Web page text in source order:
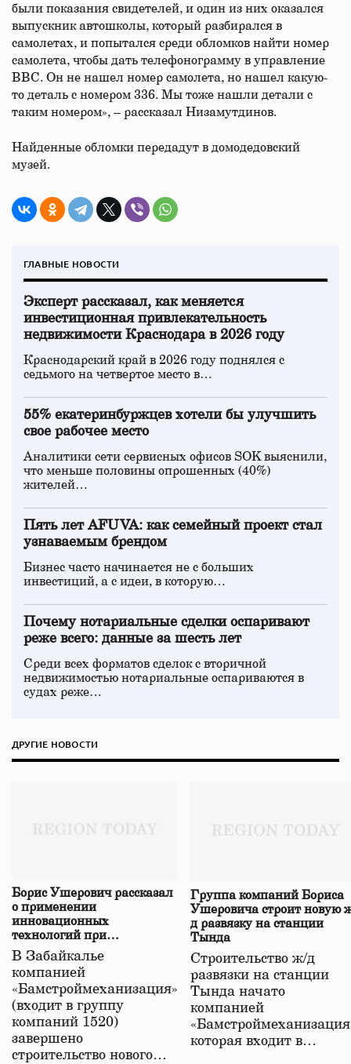
были показания свидетелей, и один из них оказался
выпускник автошколы, который разбирался в
самолетах, и попытался среди обломков найти номер
самолета, чтобы дать телефонограмму в управление
ВВС. Он не нашел номер самолета, но нашел какую-
то деталь с номером 336. Мы тоже нашли детали с
таким номером», – рассказал Низамутдинов.
Найденные обломки передадут в домодедовский
музей.
ГЛАВНЫЕ НОВОСТИ
Эксперт рассказал, как меняется
инвестиционная привлекательность
недвижимости Краснодара в 2026 году
Краснодарский край в 2026 году поднялся с
седьмого на четвертое место в…
55% екатеринбуржцев хотели бы улучшить
свое рабочее место
Аналитики сети сервисных офисов SOK выяснили,
что меньше половины опрошенных (40%)
жителей…
Пять лет AFUVA: как семейный проект стал
узнаваемым брендом
Бизнес часто начинается не с больших
инвестиций, а с идеи, в которую…
Почему нотариальные сделки оспаривают
реже всего: данные за шесть лет
Среди всех форматов сделок с вторичной
недвижимостью нотариальные оспариваются в
судах реже…
ДРУГИЕ НОВОСТИ
Борис Ушерович рассказал
о применении
инновационных
технологий при
строительстве нового моста
в Забайкалье
В Забайкалье
компанией
«Бамстроймеханизация»
(входит в группу
компаний 1520)
завершено
строительство нового…
Группа компаний Бориса
Ушеровича строит новую
д развязку на станции
Тында
Строительство ж/д
развязки на станции
Тында начато
компанией
которая входит в…